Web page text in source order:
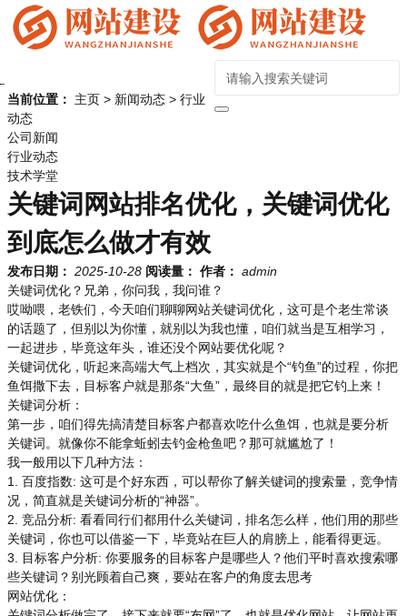
当前位置： 主页 > 新闻动态 > 行业
动态
公司新闻
行业动态
技术学堂
关键词网站排名优化，关键词优化
到底怎么做才有效
发布日期： 2025-10-28 阅读量： 作者： admin
关键词优化？兄弟，你问我，我问谁？
哎呦喂，老铁们，今天咱们聊聊网站关键词优化，这可是个老生常谈
的话题了，但别以为你懂，就别以为我也懂，咱们就当是互相学习，
一起进步，毕竟这年头，谁还没个网站要优化呢？
关键词优化，听起来高端大气上档次，其实就是个“钓鱼”的过程，你把
鱼饵撒下去，目标客户就是那条“大鱼”，最终目的就是把它钓上来！
关键词分析：
第一步，咱们得先搞清楚目标客户都喜欢吃什么鱼饵，也就是要分析
关键词。就像你不能拿蚯蚓去钓金枪鱼吧？那可就尴尬了！
我一般用以下几种方法：
1. 百度指数: 这可是个好东西，可以帮你了解关键词的搜索量，竞争情
况，简直就是关键词分析的“神器”。
2. 竞品分析: 看看同行们都用什么关键词，排名怎么样，他们用的那些
关键词，你也可以借鉴一下，毕竟站在巨人的肩膀上，能看得更远。
3. 目标客户分析: 你要服务的目标客户是哪些人？他们平时喜欢搜索哪
些关键词？别光顾着自己爽，要站在客户的角度去思考
网站优化：